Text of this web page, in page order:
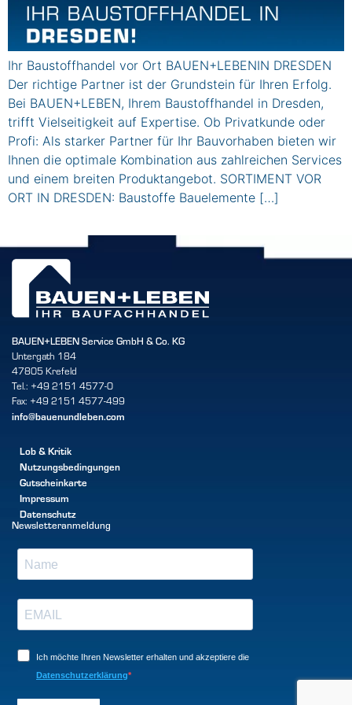
Ihr Baustoffhandel vor Ort BAUEN+LEBENIN DRESDEN
Der richtige Partner ist der Grundstein für Ihren Erfolg.
Bei BAUEN+LEBEN, Ihrem Baustoffhandel in Dresden,
trifft Vielseitigkeit auf Expertise. Ob Privatkunde oder
Profi: Als starker Partner für Ihr Bauvorhaben bieten wir
Ihnen die optimale Kombination aus zahlreichen Services
und einem breiten Produktangebot. SORTIMENT VOR
ORT IN DRESDEN: Baustoffe Bauelemente […]
BAUEN+LEBEN Service GmbH & Co. KG
Untergath 184
47805 Krefeld
Tel.: +49 2151 4577-0
Fax: +49 2151 4577-499
info@bauenundleben.com
Lob & Kritik
Nutzungsbedingungen
Gutscheinkarte
Impressum
Datenschutz
Newsletteranmeldung
Ich möchte Ihren Newsletter erhalten und akzeptiere die
Datenschutzerklärung